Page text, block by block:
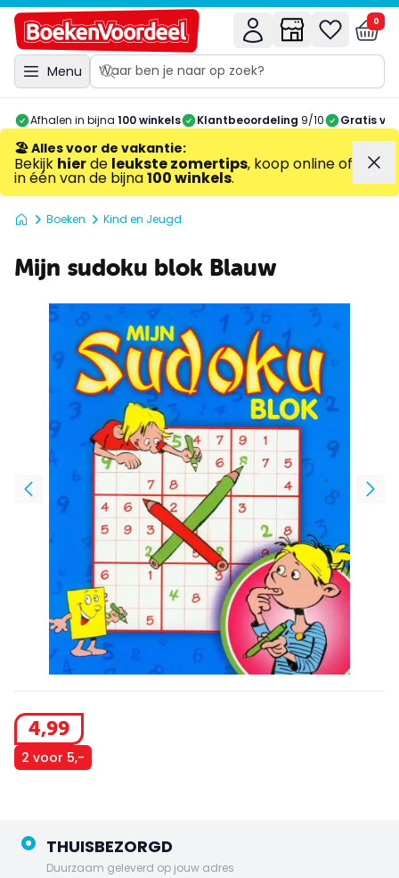
Menu
0
Afhalen in bijna 100 winkels Klantbeoordeling 9/10 Gratis
🏖️ Alles voor de vakantie:
Bekijk hierde leukste zomertips, koop online of
in één van de bijna100 winkels.
Boeken Kind en Jeugd
Mijn sudoku blok Blauw
4,99
2 voor 5,-
THUISBEZORGD
Duurzaam geleverd op jouw adres